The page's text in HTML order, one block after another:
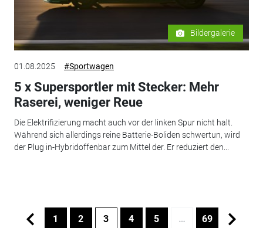
Bildergalerie
01.08.2025 #Sportwagen
5 x Supersportler mit Stecker: Mehr
Raserei, weniger Reue
Die Elektrifizierung macht auch vor der linken Spur nicht halt.
Während sich allerdings reine Batterie-Boliden schwertun, wird
der Plug in-Hybridoffenbar zum Mittel der. Er reduziert den...
1 2 3 4 5 … 69